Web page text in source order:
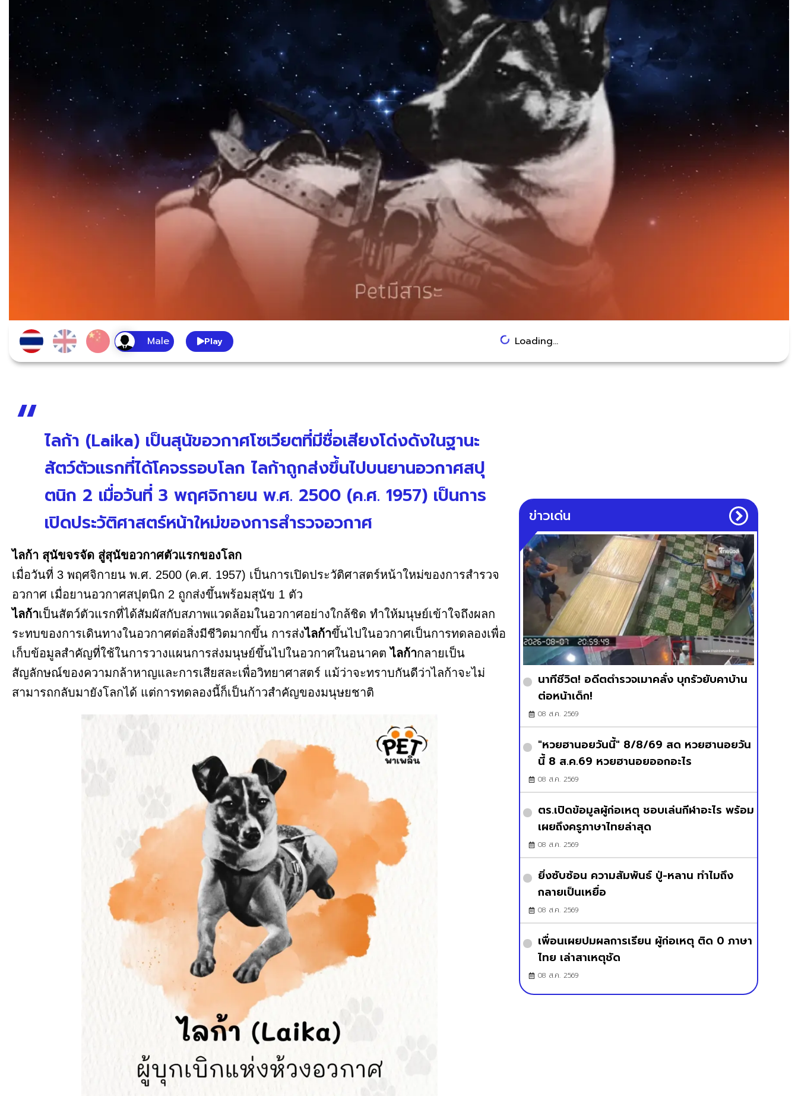
Play Loading...
ไลก้า (Laika) เป็นสุนัขอวกาศโซเวียตที่มีชื่อเสียงโด่งดังในฐานะ
สัตว์ตัวแรกที่ได้โคจรรอบโลก ไลก้าถูกส่งขึ้นไปบนยานอวกาศสปุ
ตนิก 2 เมื่อวันที่ 3 พฤศจิกายน พ.ศ. 2500 (ค.ศ. 1957) เป็นการ
เปิดประวัติศาสตร์หน้าใหม่ของการสำรวจอวกาศ
ไลก้า สุนัขจรจัด สู่สุนัขอวกาศตัวแรกของโลก
เมื่อวันที่ 3 พฤศจิกายน พ.ศ. 2500 (ค.ศ. 1957) เป็นการเปิดประวัติศาสตร์หน้าใหม่ของการสำรวจ
อวกาศ เมื่อยานอวกาศสปุตนิก 2 ถูกส่งขึ้นพร้อมสุนัข 1 ตัว
ไลก้าเป็นสัตว์ตัวแรกที่ได้สัมผัสกับสภาพแวดล้อมในอวกาศอย่างใกล้ชิด ทำให้มนุษย์เข้าใจถึงผลก
ระทบของการเดินทางในอวกาศต่อสิ่งมีชีวิตมากขึ้น การส่งไลก้าขึ้นไปในอวกาศเป็นการทดลองเพื่อ
เก็บข้อมูลสำคัญที่ใช้ในการวางแผนการส่งมนุษย์ขึ้นไปในอวกาศในอนาคตไลก้ากลายเป็น
สัญลักษณ์ของความกล้าหาญและการเสียสละเพื่อวิทยาศาสตร์ แม้ว่าจะทราบกันดีว่าไลก้าจะไม่
สามารถกลับมายังโลกได้ แต่การทดลองนี้ก็เป็นก้าวสำคัญของมนุษยชาติ
ข่าวเด่น
นาทีชีวิต! อดีตตำรวจเมาคลั่ง บุกรัวยับคาบ้าน
ต่อหน้าเด็ก!
08 ส.ค. 2569
"หวยฮานอยวันนี้" 8/8/69 สด หวยฮานอยวัน
นี้ 8 ส.ค.69 หวยฮานอยออกอะไร
08 ส.ค. 2569
ตร.เปิดข้อมูลผู้ก่อเหตุ ชอบเล่นกีฬาอะไร พร้อม
เผยถึงครูภาษาไทยล่าสุด
08 ส.ค. 2569
ยิ่งซับซ้อน ความสัมพันธ์ ปู่-หลาน ทำไมถึง
กลายเป็นเหยื่อ
08 ส.ค. 2569
เพื่อนเผยปมผลการเรียน ผู้ก่อเหตุ ติด 0 ภาษา
ไทย เล่าสาเหตุชัด
08 ส.ค. 2569